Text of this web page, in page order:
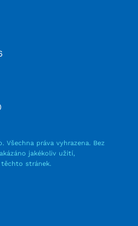
Všechna práva vyhrazena. Bez
jakékoliv užití,
stránek.